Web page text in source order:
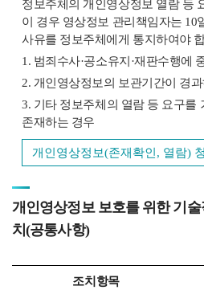
정보주체의 개인영상정보 열람 등
이 경우 영상정보 관리책임자는 10
사유를 정보주체에게 통지하여야
1. 범죄수사·공소유지·재판수행에
2. 개인영상정보의 보관기간이 경
3. 기타 정보주체의 열람 등 요구를
존재하는 경우
개인영상정보(존재확인, 열람)
개인영상정보 보호를 위한 기
치(공통사항)
조치항목